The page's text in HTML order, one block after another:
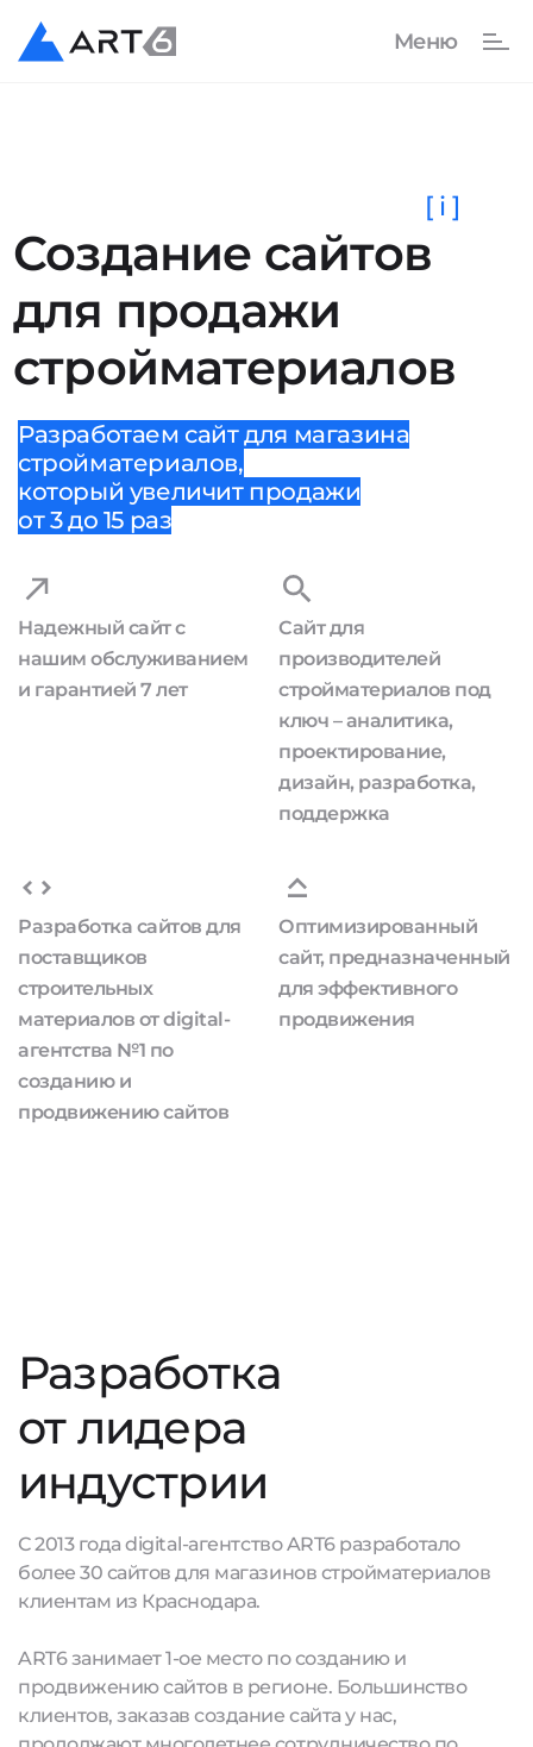
Создание сайтов
для продажи
стройматериалов
[ i ]
Разработаем сайт для магазина
стройматериалов,
который увеличит продажи
от 3 до 15 раз
Надежный сайт с
нашим обслуживанием
и гарантией 7 лет
Сайт для
производителей
стройматериалов под
ключ – аналитика,
проектирование,
дизайн, разработка,
поддержка
Разработка сайтов для
поставщиков
строительных
материалов от digital-
агентства №1 по
созданию и
продвижению сайтов
Оптимизированный
сайт, предназначенный
для эффективного
продвижения
Разработка
от лидера
индустрии
С 2013 года digital-агентство ART6 разработало
более 30 сайтов для магазинов стройматериалов
клиентам из Краснодара.
ART6 занимает 1-ое место по созданию и
продвижению сайтов в регионе. Большинство
клиентов, заказав создание сайта у нас,